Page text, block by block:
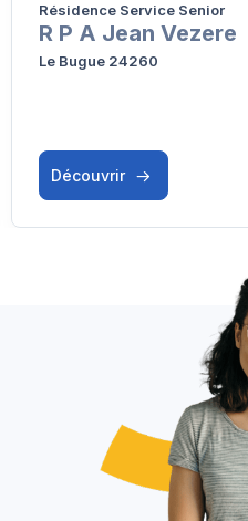
Résidence Service Senior
R P A Jean Vezere
Le Bugue 24260
Découvrir